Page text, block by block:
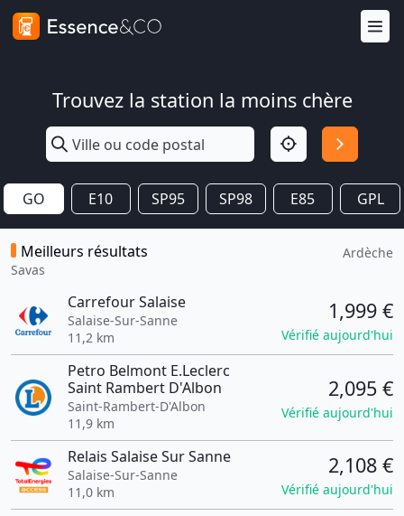
Trouvez la station la moins chère
GO E10 SP95 SP98 E85 GPL
Meilleurs résultats
Savas
Ardèche
Carrefour Salaise
Salaise-Sur-Sanne
11,2 km
1,999 €
Vérifié aujourd'hui
Petro Belmont E.Leclerc
Saint Rambert D'Albon
Saint-Rambert-D'Albon
11,9 km
2,095 €
Vérifié aujourd'hui
Relais Salaise Sur Sanne
Salaise-Sur-Sanne
11,0 km
2,108 €
Vérifié aujourd'hui